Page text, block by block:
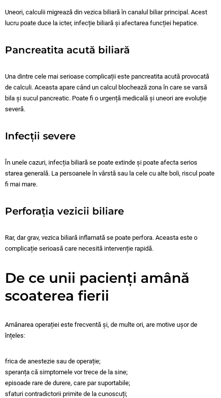
Uneori, calculii migrează din vezica biliară în canalul biliar principal. Acest
lucru poate duce la icter, infecție biliară și afectarea funcției hepatice.
Pancreatita acută biliară
Una dintre cele mai serioase complicații este pancreatita acută provocată
de calculi. Aceasta apare când un calcul blochează zona în care se varsă
bila și sucul pancreatic. Poate fi o urgență medicală și uneori are evoluție
severă.
Infecții severe
În unele cazuri, infecția biliară se poate extinde și poate afecta serios
starea generală. La persoanele în vârstă sau la cele cu alte boli, riscul poate
fi mai mare.
Perforația vezicii biliare
Rar, dar grav, vezica biliară inflamată se poate perfora. Aceasta este o
complicație serioasă care necesită intervenție rapidă.
De ce unii pacienți amână
scoaterea fierii
Amânarea operației este frecventă și, de multe ori, are motive ușor de
înțeles:
frica de anestezie sau de operație;
speranța că simptomele vor trece de la sine;
episoade rare de durere, care par suportabile;
sfaturi contradictorii primite de la cunoscuți;